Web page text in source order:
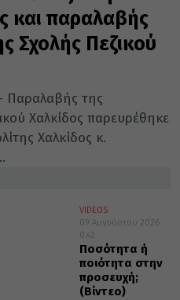
και παραλαβής
Σχολής Πεζικού
Παραλαβής της
Χαλκίδος παρευρέθηκε
Χαλκίδος κ.
VIDEOS
09 Αυγούστου 2026
0:42
Ποσότητα ή
ποιότητα στην
προσευχή;
(Βίντεο)